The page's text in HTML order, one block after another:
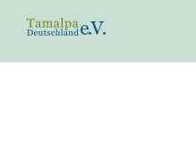
Inhalt
springen